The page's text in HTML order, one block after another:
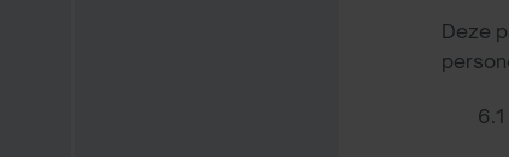
Deze
6.1